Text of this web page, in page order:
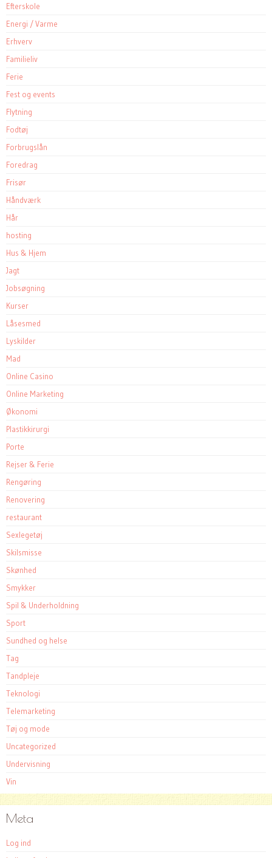
Efterskole
Energi / Varme
Erhverv
Familieliv
Ferie
Fest og events
Flytning
Fodtøj
Forbrugslån
Foredrag
Frisør
Håndværk
Hår
hosting
Hus & Hjem
Jagt
Jobsøgning
Kurser
Låsesmed
Lyskilder
Mad
Online Casino
Online Marketing
Økonomi
Plastikkirurgi
Porte
Rejser & Ferie
Rengøring
Renovering
restaurant
Sexlegetøj
Skilsmisse
Skønhed
Smykker
Spil & Underholdning
Sport
Sundhed og helse
Tag
Tandpleje
Teknologi
Telemarketing
Tøj og mode
Uncategorized
Undervisning
Vin
Meta
Log ind